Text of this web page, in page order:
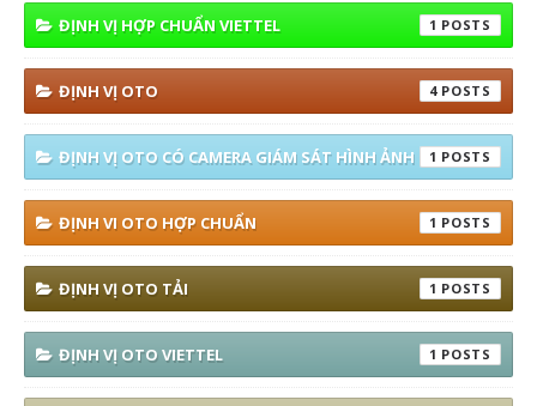
ĐỊNH VỊ HỢP CHUẨN VIETTEL 1
ĐỊNH VỊ OTO 4
ĐỊNH VỊ OTO CÓ CAMERA GIÁM SÁT HÌNH ẢNH 1
ĐỊNH VI OTO HỢP CHUẨN 1
ĐỊNH VỊ OTO TẢI 1
ĐỊNH VỊ OTO VIETTEL 1